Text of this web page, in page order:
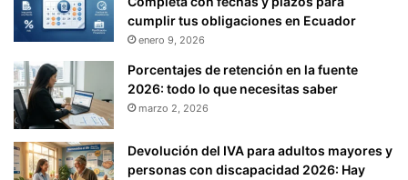
cumplir tus obligaciones en Ecuador
enero 9, 2026
Porcentajes de retención en la fuente
2026: todo lo que necesitas saber
marzo 2, 2026
Devolución del IVA para adultos mayores y
personas con discapacidad 2026: Hay